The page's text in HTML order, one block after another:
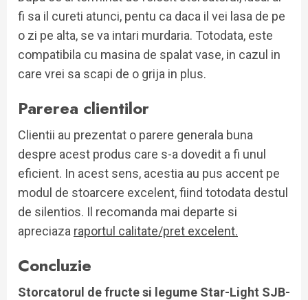
fi sa il cureti atunci, pentu ca daca il vei lasa de pe
o zi pe alta, se va intari murdaria. Totodata, este
compatibila cu masina de spalat vase, in cazul in
care vrei sa scapi de o grija in plus.
Parerea clientilor
Clientii au prezentat o parere generala buna
despre acest produs care s-a dovedit a fi unul
eficient. In acest sens, acestia au pus accent pe
modul de stoarcere excelent, fiind totodata destul
de silentios. Il recomanda mai departe si
apreciaza raportul calitate/pret excelent.
Concluzie
Storcatorul de fructe si legume Star-Light SJB-